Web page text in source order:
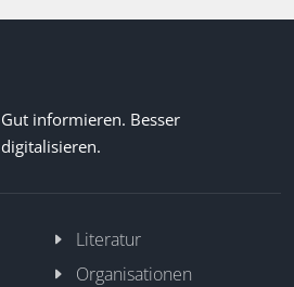
Gut informieren. Besser
digitalisieren.
Literatur
Organisationen